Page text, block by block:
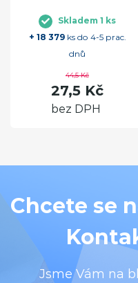
Skladem 1 ks
+ 18 379ks do 4-5 prac.
dnů
44,5 Kč
27,5 Kč
bez DPH
Chcete se
Jsme Vám na